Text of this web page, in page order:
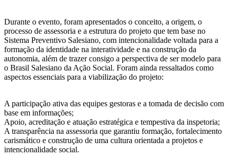
Durante o evento, foram apresentados o conceito, a origem, o
processo de assessoria e a estrutura do projeto que tem base no
Sistema Preventivo Salesiano, com intencionalidade voltada para a
formação da identidade na interatividade e na construção da
autonomia, além de trazer consigo a perspectiva de ser modelo para
o Brasil Salesiano da Ação Social. Foram ainda ressaltados como
aspectos essenciais para a viabilização do projeto:
A participação ativa das equipes gestoras e a tomada de decisão com
base em informações;
Apoio, acreditação e atuação estratégica e tempestiva da inspetoria;
A transparência na assessoria que garantiu formação, fortalecimento
carismático e construção de uma cultura orientada a projetos e
intencionalidade social.